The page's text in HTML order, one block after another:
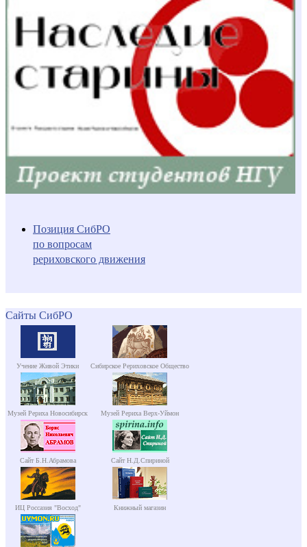
Позиция СибРО
по вопросам
рериховского движения
Сайты СибРО
Учение Живой Этики Сибирское Рериховское Общество
Музей Рериха Новосибирск Музей Рериха Верх-Уймон
Сайт Б.Н.Абрамова Сайт Н.Д.Спириной
ИЦ Россазия "Восход" Книжный магазин